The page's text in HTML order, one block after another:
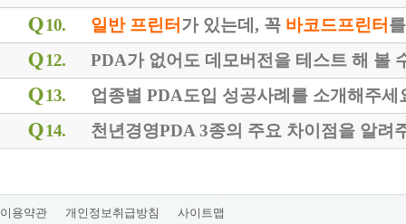
10.
일반 프린터 가 있는데, 꼭 바코드프린터
12.
PDA가 없어도 데모버전을 테스트 해 볼
13.
업종별 PDA도입 성공사례를 소개해주세
14.
천년경영PDA 3종의 주요 차이점을 알려
이용약관 개인정보취급방침 사이트맵